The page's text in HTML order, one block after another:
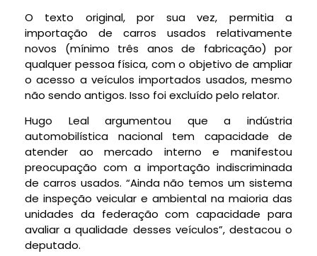
O texto original, por sua vez, permitia a
importação de carros usados relativamente
novos (mínimo três anos de fabricação) por
qualquer pessoa física, com o objetivo de ampliar
o acesso a veículos importados usados, mesmo
não sendo antigos. Isso foi excluído pelo relator.
Hugo Leal argumentou que a indústria
automobilística nacional tem capacidade de
atender ao mercado interno e manifestou
preocupação com a importação indiscriminada
de carros usados. “Ainda não temos um sistema
de inspeção veicular e ambiental na maioria das
unidades da federação com capacidade para
avaliar a qualidade desses veículos”, destacou o
deputado.